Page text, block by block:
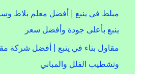
مبلط في ينبع | أفضل معلم بلاط
ينبع بأعلى جودة وأفضل سعر
مقاول بناء في ينبع | أفضل شركة
وتشطيب الفلل والمباني